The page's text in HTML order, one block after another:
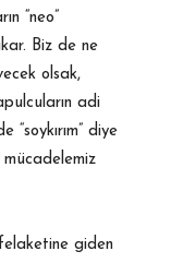
“neo”
Biz de ne
olsak,
adi
“soykırım” diye
mücadelemiz
giden